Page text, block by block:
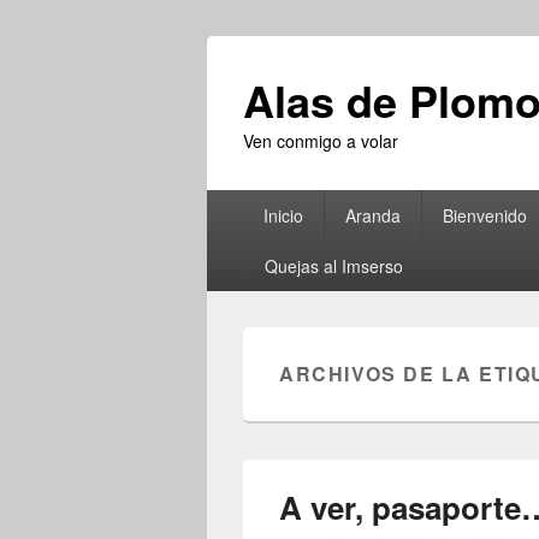
Alas de Plomo
Ven conmigo a volar
principalInicio Aranda Bienvenido
Quejas al Imserso
ARCHIVOS DE LA
A ver,